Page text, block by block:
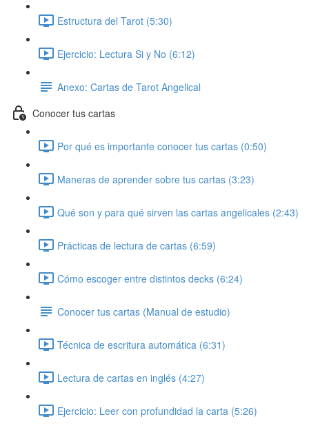
Estructura del Tarot (5:30)
Ejercicio: Lectura Si y No (6:12)
Anexo: Cartas de Tarot Angelical
Conocer tus cartas
Por qué es importante conocer tus cartas (0:50)
Maneras de aprender sobre tus cartas (3:23)
Qué son y para qué sirven las cartas angelicales (2:43)
Prácticas de lectura de cartas (6:59)
Cómo escoger entre distintos decks (6:24)
Conocer tus cartas (Manual de estudio)
Técnica de escritura automática (6:31)
Lectura de cartas en inglés (4:27)
Ejercicio: Leer con profundidad la carta (5:26)